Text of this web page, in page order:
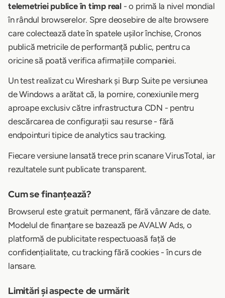
telemetriei publice în timp real- o primă la nivel mondial
în rândul browserelor. Spre deosebire de alte browsere
care colectează date în spatele ușilor închise, Cronos
publică metricile de performanță public, pentru ca
oricine să poată verifica afirmațiile companiei.
Un test realizat cu Wireshark și Burp Suite pe versiunea
de Windows a arătat că, la pornire, conexiunile merg
aproape exclusiv către infrastructura CDN - pentru
descărcarea de configurații sau resurse - fără
endpointuri tipice de analytics sau tracking.
Fiecare versiune lansată trece prin scanare VirusTotal, iar
rezultatele sunt publicate transparent.
Cum se finanțează?
Browserul este gratuit permanent, fără vânzare de date.
Modelul de finanțare se bazează pe AVALW Ads, o
platformă de publicitate respectuoasă față de
confidențialitate, cu tracking fără cookies - în curs de
lansare.
Limitări și aspecte de urmărit